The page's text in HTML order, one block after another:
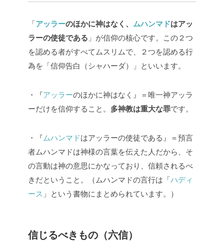
「アッラーのほかに神はなく、 ムハンマドはアッ
ラーの使徒である 」が信仰の核心です。この２つ
を認める者がすべてムスリムで、２つを認める行
為を「信仰告白（シャハーダ）」といいます。
・『アッラーのほかに神はなく』＝唯一神アッラ
ーだけを信仰すること。 多神教は重大な罪です。
・『 ムハンマドはアッラーの使徒である』＝預言
者ムハンマドは神様の言葉を伝えた人だから、そ
の言動は神の意思にかなっており、信頼されるべ
きだということ。（ムハンマドの言行は「ハディ
ース 」という書物にまとめられています。）
信じるべきもの（六信）